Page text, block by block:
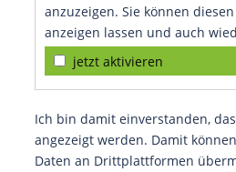
anzuzeigen. Sie können
anzeigen lassen und auch
jetzt aktivieren
Ich bin damit einverstanden,
angezeigt werden. Damit
Daten an Drittplattformen